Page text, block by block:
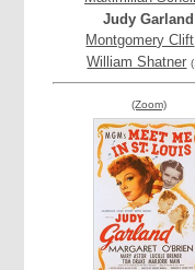
Judy Garland
Montgomery Clift
William Shatner
(Zoom)